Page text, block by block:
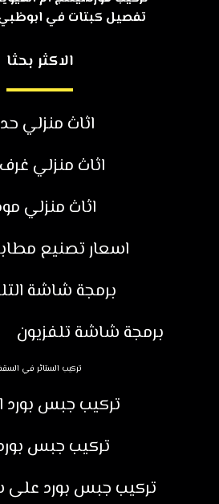
تفصيل كبتات في ابوظبي
الاكثر بحثا
اثاث منزلي
اثاث منزلي
اثاث منزلي
اسعار تصنيع
برمجة شاشة
برمجة شاشة تلفزيون
تركيب الستائر في
تركيب جبس
تركيب جبس
تركيب جبس بورد